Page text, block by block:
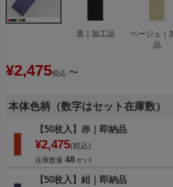
黒｜加工品
ベージュ｜
品
¥2,475税込 〜
本体色柄（数字はセット在庫数）
【50枚入】赤｜即納品
¥2,475 税込
在庫数量 48
【50枚入】紺｜即納品